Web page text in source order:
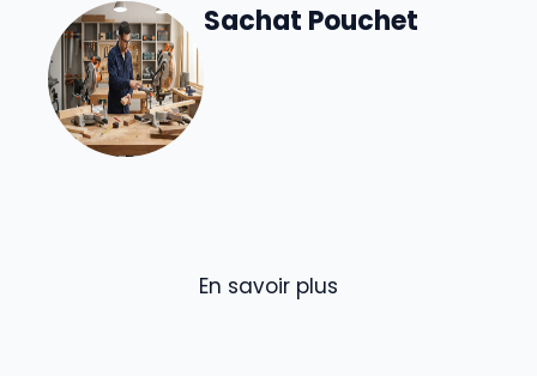
Sachat Pouchet
En savoir plus